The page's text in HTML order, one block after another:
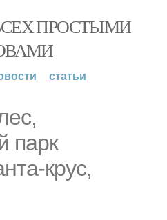
ПРОСТЫМИ
статьи
парк
крус,